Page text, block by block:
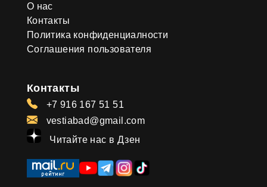
О нас
Контакты
Политика конфиденциалности
Соглашения пользователя
Контакты
+7 916 167 51 51
vestiabad@gmail.com
Читайте нас в Дзен